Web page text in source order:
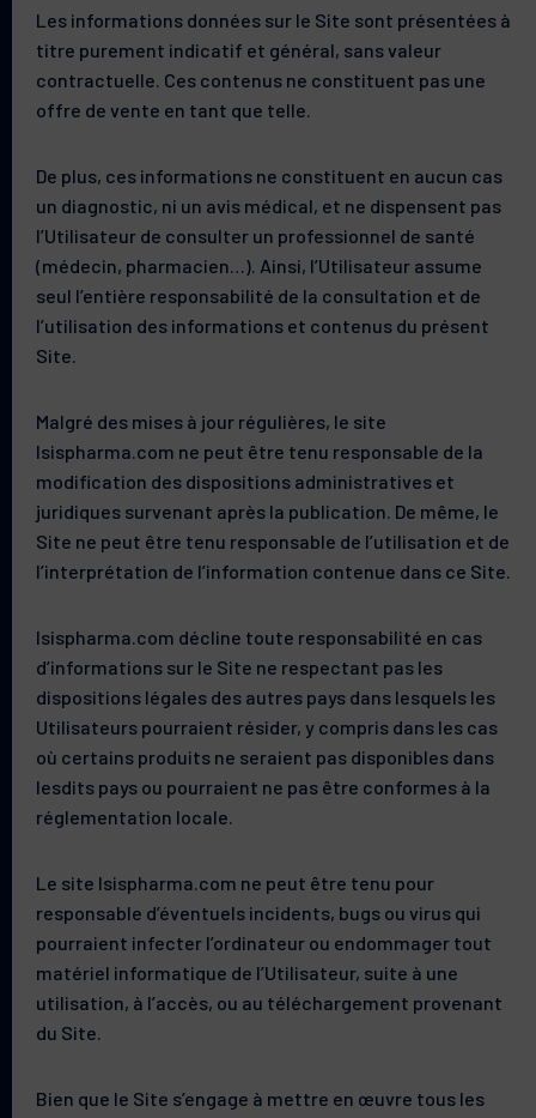
Les informations données sur le Site sont présentées à
titre purement indicatif et général, sans valeur
contractuelle. Ces contenus ne constituent pas une
offre de vente en tant que telle.
De plus, ces informations ne constituent en aucun cas
un diagnostic, ni un avis médical, et ne dispensent pas
l’Utilisateur de consulter un professionnel de santé
(médecin, pharmacien…). Ainsi, l’Utilisateur assume
seul l’entière responsabilité de la consultation et de
l’utilisation des informations et contenus du présent
Site.
Malgré des mises à jour régulières, le site
Isispharma.com ne peut être tenu responsable de la
modification des dispositions administratives et
juridiques survenant après la publication. De même, le
Site ne peut être tenu responsable de l’utilisation et de
l’interprétation de l’information contenue dans ce Site.
Isispharma.com décline toute responsabilité en cas
d’informations sur le Site ne respectant pas les
dispositions légales des autres pays dans lesquels les
Utilisateurs pourraient résider, y compris dans les cas
où certains produits ne seraient pas disponibles dans
lesdits pays ou pourraient ne pas être conformes à la
réglementation locale.
Le site Isispharma.com ne peut être tenu pour
responsable d’éventuels incidents, bugs ou virus qui
pourraient infecter l’ordinateur ou endommager tout
matériel informatique de l’Utilisateur, suite à une
utilisation, à l’accès, ou au téléchargement provenant
du Site.
Bien que le Site s’engage à mettre en œuvre tous les